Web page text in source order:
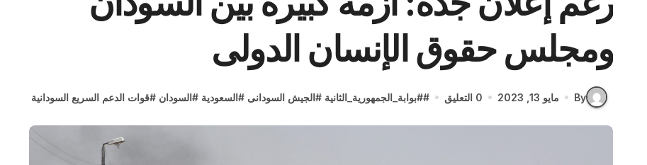
ومجلس حقوق الإنسان الدولى
By مايو 13, 2023 0 التعليق ##بوابة_الجمهورية_الثانية #الجيش السودانى #السعودية #السودان #قوات الدعم السريع السودانية